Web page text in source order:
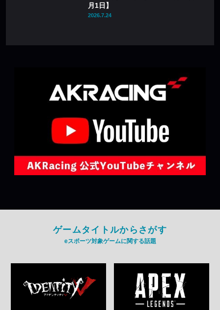
月1日】
2026.7.24
ゲームタイトルからさがす
eスポーツ対象ゲームに関する話題